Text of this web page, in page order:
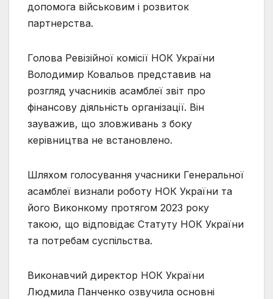
допомога військовим і розвиток
партнерства.
Голова Ревізійної комісії НОК України
Володимир Ковальов представив на
розгляд учасників асамблеї звіт про
фінансову діяльність організації. Він
зауважив, що зловживань з боку
керівництва не встановлено.
Шляхом голосування учасники Генеральної
асамблеї визнали роботу НОК України та
його Виконкому протягом 2023 року
такою, що відповідає Статуту НОК України
та потребам суспільства.
Виконавчий директор НОК України
Людмила Панченко озвучила основні